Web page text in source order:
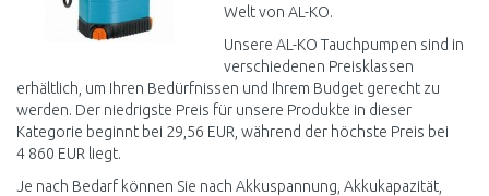
Welt von AL-KO.
Unsere AL-KO Tauchpumpen sind in
verschiedenen Preisklassen
erhältlich, um Ihren Bedürfnissen und Ihrem Budget gerecht zu
werden. Der niedrigste Preis für unsere Produkte in dieser
Kategorie beginnt bei 29,56 EUR, während der höchste Preis bei
4 860 EUR liegt.
Je nach Bedarf können Sie nach Akkuspannung, Akkukapazität,